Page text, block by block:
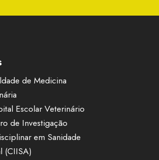
de Medicina
Escolar Veterinário
de Investigação
em Sanidade
(CIISA)